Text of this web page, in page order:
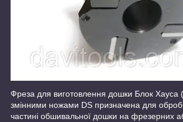
Фреза для виготовлення дошки Блок Хауса
змінними ножами DS призначена для
частині обшивальної дошки на фрезерних